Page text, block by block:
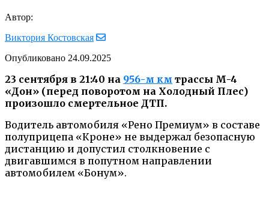
Автор:
Виктория Костовская
Опубликовано 24.09.2025
23 сентября в 21:40 на 956-м км трассы М-4
«Дон» (перед поворотом на Холодный Плес)
произошло смертельное ДТП.
Водитель автомобиля «Рено Премиум» в составе
полуприцепа «Кроне» не выдержал безопасную
дистанцию и допустил столкновение с
двигавшимся в попутном направлении
автомобилем «Бонум».